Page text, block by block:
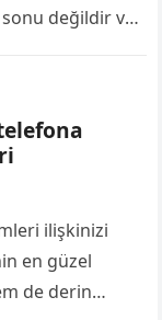
değildir ve
ilişkinizi
en güzel
de derin